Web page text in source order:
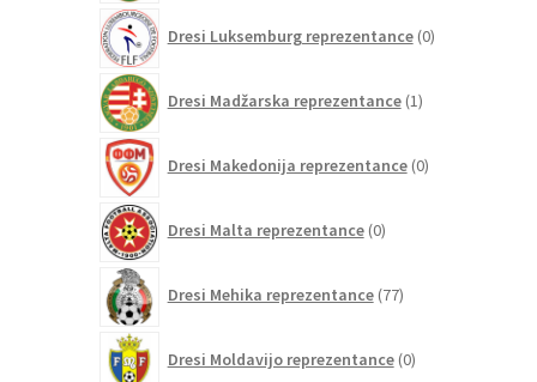
Dresi Luksemburg reprezentance 0izdelkov
Dresi Madžarska reprezentance 1izdelek
Dresi Makedonija reprezentance 0izdelkov
Dresi Malta reprezentance 0izdelkov
Dresi Mehika reprezentance 77izdelkov
Dresi Moldavijo reprezentance 0izdelkov